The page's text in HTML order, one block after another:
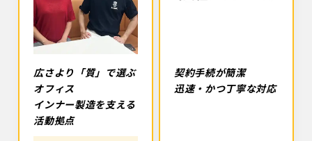
広さより「質」で選ぶ
オフィス
インナー製造を支える
活動拠点
契約手続が簡潔
迅速・かつ丁寧な対応